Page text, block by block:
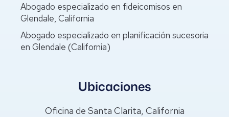
Abogado especializado en fideicomisos en
Glendale, California
Abogado especializado en planificación sucesoria
en Glendale (California)
Ubicaciones
Oficina de Santa Clarita, California